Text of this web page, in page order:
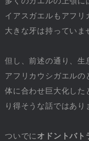
イアスガエルもアフリ
大きな牙は持っていま
但し、前述の通り、生
アフリカウシガエルの
体に合わせ巨大化した
り得そうな話ではあり
ついでに オドントバト